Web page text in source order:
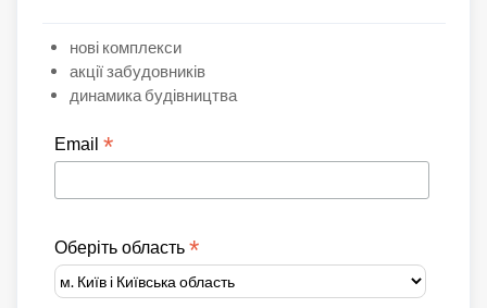
нові комплекси
акції забудовників
динамика будівництва
Email *
Оберіть область *